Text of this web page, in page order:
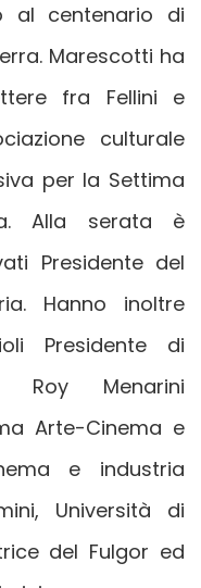
al centenario di
Marescotti ha
fra Fellini e
culturale
per la Settima
Alla serata è
Presidente del
Hanno inoltre
Presidente di
Roy Menarini
Arte-Cinema e
e industria
Università di
del Fulgor ed